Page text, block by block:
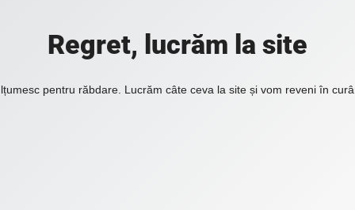
Regret, lucrăm la site
pentru răbdare. Lucrăm câte ceva la site și vom reveni în